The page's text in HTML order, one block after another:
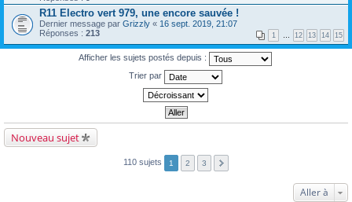
R11 Electro vert 979, une encore sauvée !
Dernier message par Grizzly « 16 sept. 2019, 21:07
Réponses : 213 1 12 13 14 15
Afficher les sujets postés depuis :
Trier par
Nouveau sujet
110 sujets 1 2 3
Aller à